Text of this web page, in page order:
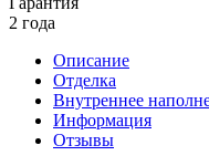
2 года
Описание
Отделка
Внутреннее
Информация
Отзывы